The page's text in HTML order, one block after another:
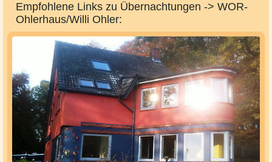
Empfohlene Links zu Übernachtungen -> WOR-
Ohlerhaus/Willi Ohler: